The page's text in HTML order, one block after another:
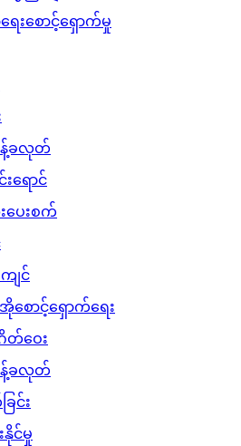
ရေးစောင့်ရှောက်မှု
ခလုတ်
ရောင်
ပေးစက်
ျင်
ောင့်ရှောက်ရေး
ဂိတ်ဝေး
ခလုတ်
င်း
နိုင်မှု